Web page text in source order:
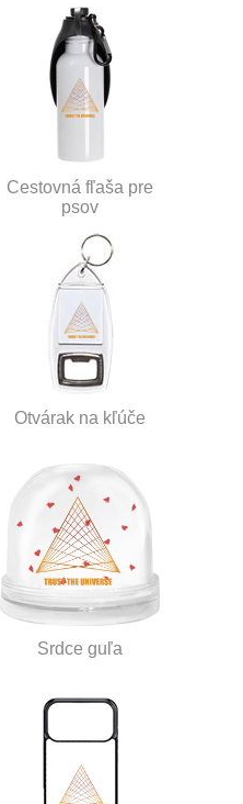
Cestovná fľaša pre
psov
Otvárak na kľúče
Srdce guľa